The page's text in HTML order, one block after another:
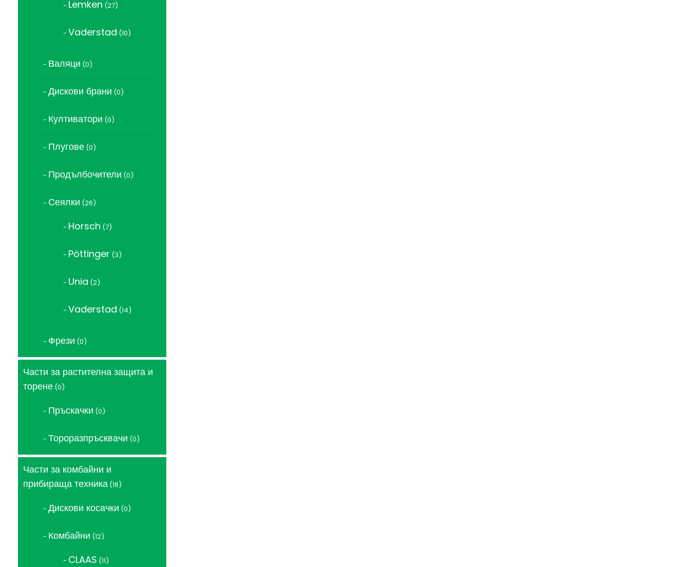
Lemken 2727
Vaderstad 1010
Валяци 00
Дискови брани 00
Култиватори 00
Плугове 00
Продълбочители 00
Сеялки 2626
Horsch 77
Pöttinger 33
Unia 22
Vaderstad 1414
Фрези 00
Части за растителна защита и
торене 00
Пръскачки 00
Тороразпръсквачи 00
Части за комбайни и
прибираща техника 1818
Дискови косачки 00
Комбайни 1212
CLAAS 1111